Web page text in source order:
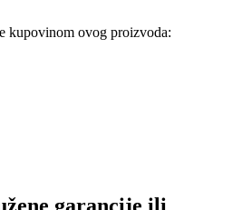
kupovinom ovog proizvoda:
garancije ili